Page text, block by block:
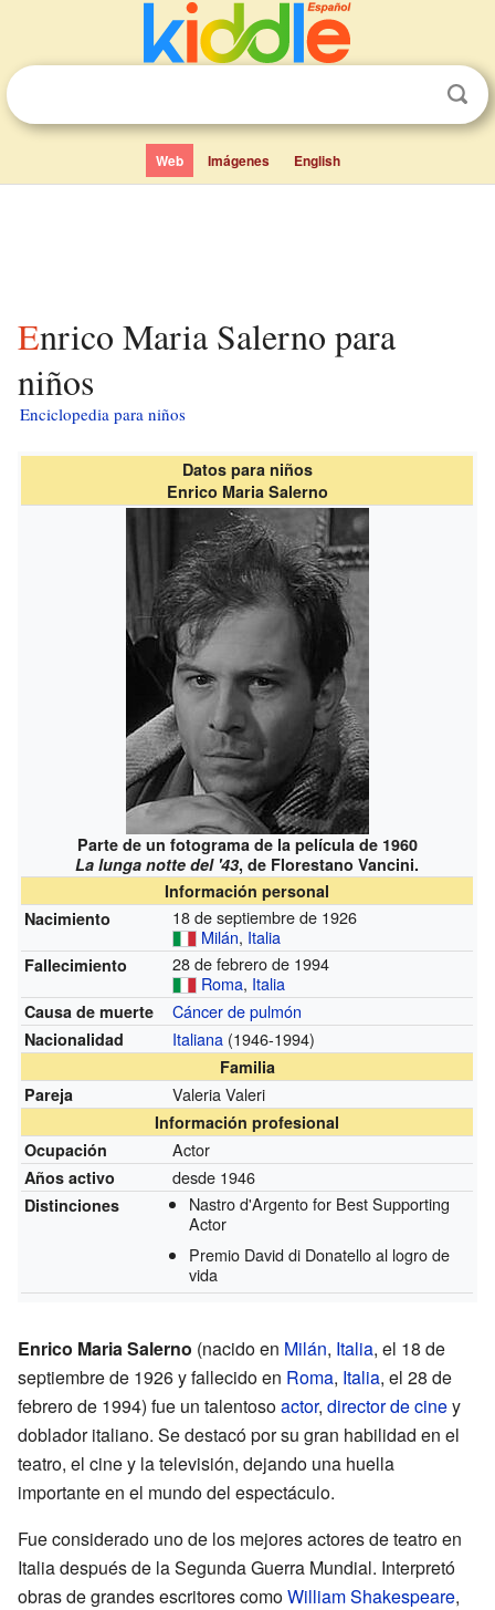
Web Imágenes English
Enrico Maria Salerno para
niños
Enciclopedia para niños
Datos para niños
Enrico Maria Salerno
Parte de un fotograma de la película de 1960
La lunga notte del '43, de Florestano Vancini.
Información personal
Nacimiento
18 de septiembre de 1926
Milán, Italia
Fallecimiento
28 de febrero de 1994
Roma, Italia
Causa de muerte Cáncer de pulmón
Nacionalidad Italiana (1946-1994)
Familia
Pareja
Valeria Valeri
Información profesional
Ocupación
Actor
Años activo desde 1946
Distinciones
Nastro d'Argento for Best Supporting
Actor
Premio David di Donatello al logro de
vida
Enrico Maria Salerno (nacido en Milán, Italia, el 18 de
septiembre de 1926 y fallecido en Roma, Italia, el 28 de
febrero de 1994) fue un talentosoactor, director de ciney
doblador italiano. Se destacó por su gran habilidad en el
teatro, el cine y la televisión, dejando una huella
importante en el mundo del espectáculo.
Fue considerado uno de los mejores actores de teatro en
Italia después de la Segunda Guerra Mundial. Interpretó
obras de grandes escritores comoWilliam Shakespeare,